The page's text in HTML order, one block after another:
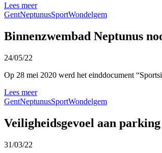
Lees meer
GentNeptunusSportWondelgem
Binnenzwembad Neptunus
24/05/22
Op 28 mei 2020 werd het einddocument
Lees meer
GentNeptunusSportWondelgem
Veiligheidsgevoel aan
31/03/22